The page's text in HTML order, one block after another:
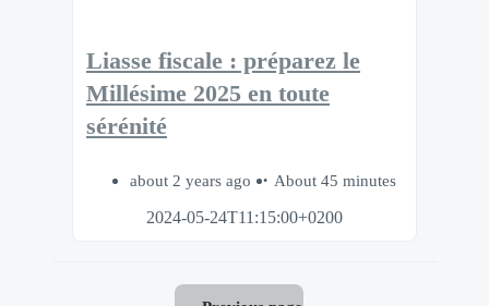
Liasse fiscale : préparez le
Millésime 2025 en toute
sérénité
about 2 years ago
About 45 minutes
2024-05-24T11:15:00+0200